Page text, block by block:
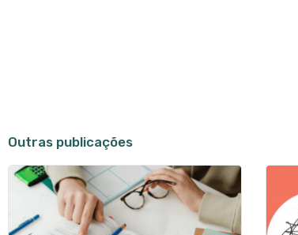
Outras publicações